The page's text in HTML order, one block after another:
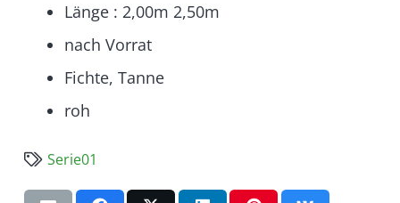
Länge : 2,00m 2,50m
nach Vorrat
Fichte, Tanne
roh
Serie01